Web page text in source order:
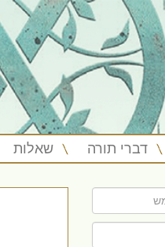
דברי תורה שאלות